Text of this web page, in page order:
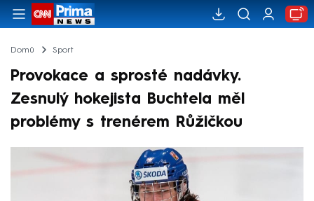
Domů Sport
Provokace a sprosté nadávky.
Zesnulý hokejista Buchtela měl
problémy s trenérem Růžičkou